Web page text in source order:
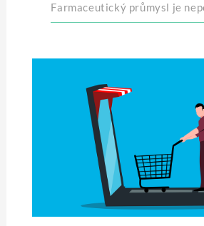
Farmaceutický průmysl je